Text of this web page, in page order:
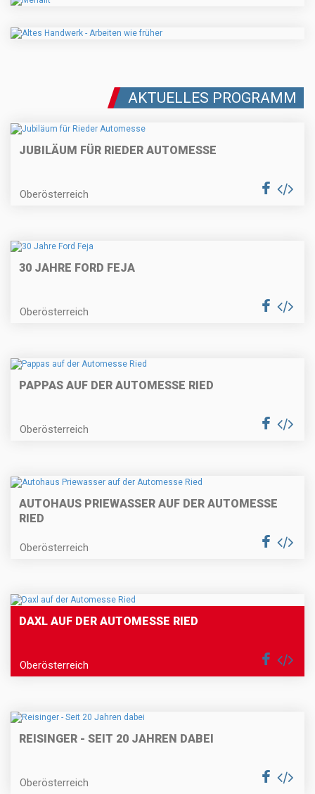
AKTUELLES PROGRAMM
JUBILÄUM FÜR RIEDER AUTOMESSE
Oberösterreich
30 JAHRE FORD FEJA
Oberösterreich
PAPPAS AUF DER AUTOMESSE RIED
Oberösterreich
AUTOHAUS PRIEWASSER AUF DER AUTOMESSE
RIED
Oberösterreich
DAXL AUF DER AUTOMESSE RIED
Oberösterreich
REISINGER - SEIT 20 JAHREN DABEI
Oberösterreich